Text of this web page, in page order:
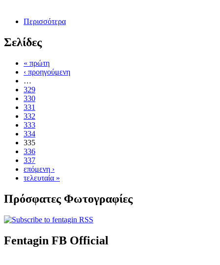
Περισσότερα
Σελίδες
« πρώτη
‹ προηγούμενη
…
329
330
331
332
333
334
335
336
337
επόμενη ›
τελευταία »
Πρόσφατες Φωτογραφίες
Fentagin FB Official